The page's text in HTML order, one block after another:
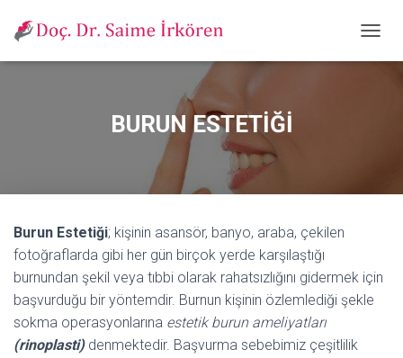
E
K
BURUN ESTETİĞİ
Burun Estetiği; kişinin asansör, banyo, araba, çekilen
fotoğraflarda gibi her gün birçok yerde karşılaştığı
burnundan şekil veya tıbbi olarak rahatsızlığını gidermek için
başvurduğu bir yöntemdir. Burnun kişinin özlemlediği şekle
sokma operasyonlarına estetik burun ameliyatları
(rinoplasti)denmektedir. Başvurma sebebimiz çeşitlilik